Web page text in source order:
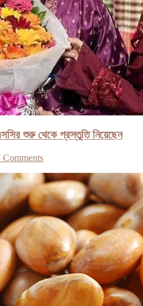
শুরু থেকে প্রস্তুতি নিয়েছেন
Comments